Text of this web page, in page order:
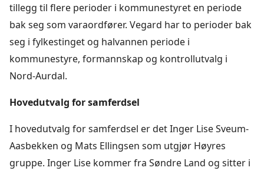
tillegg til flere perioder i kommunestyret en periode
bak seg som varaordfører. Vegard har to perioder bak
seg i fylkestinget og halvannen periode i
kommunestyre, formannskap og kontrollutvalg i
Nord-Aurdal.
Hovedutvalg for samferdsel
I hovedutvalg for samferdsel er det Inger Lise Sveum-
Aasbekken og Mats Ellingsen som utgjør Høyres
gruppe. Inger Lise kommer fra Søndre Land og sitter i